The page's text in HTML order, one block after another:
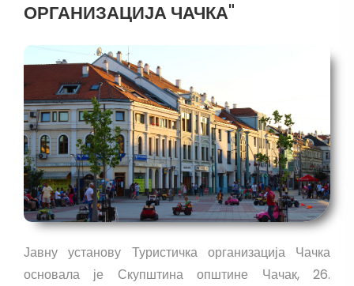
ОРГАНИЗАЦИЈА ЧАЧКА"
Јавну установу Туристичка организација Чачка
основала је Скупштина општине Чачак, 26.